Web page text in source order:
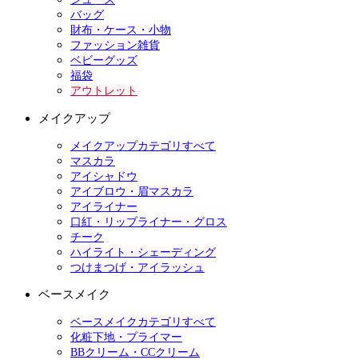
バッグ
財布・ケース・小物
ファッション雑貨
ベビーグッズ
福袋
アウトレット
メイクアップ
メイクアップカテゴリすべて
マスカラ
アイシャドウ
アイブロウ・眉マスカラ
アイライナー
口紅・リップライナー・グロス
チーク
ハイライト・シェーディング
つけまつげ・アイラッシュ
ベースメイク
ベースメイクカテゴリすべて
化粧下地・プライマー
BBクリーム・CCクリーム